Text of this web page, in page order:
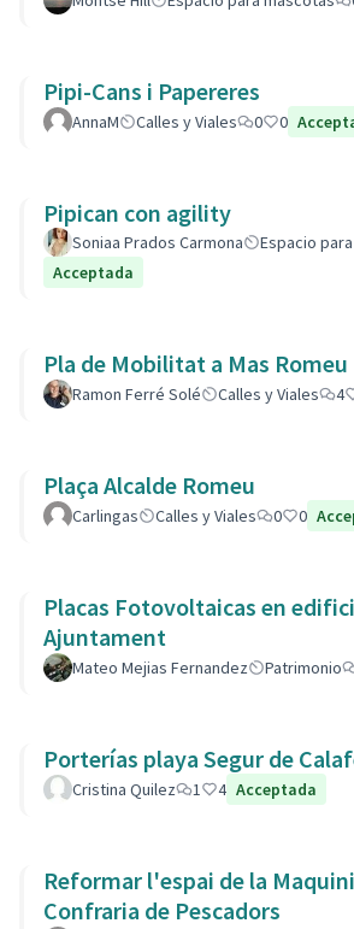
Pipi-Cans i Papereres
AnnaM Calles y Viales 0 0
Pipican con agility
Soniaa Prados Carmona Espacio
Acceptada
Pla de Mobilitat a Mas Romeu
Ramon Ferré Solé Calles y Viales 4
Plaça Alcalde Romeu
Carlingas Calles y Viales 0 0
Placas Fotovoltaicas en
Ajuntament
Mateo Mejias Fernandez Patrimonio
Porterías playa Segur de
Cristina Quilez 1 4 Acceptada
Reformar l'espai de la
Confraria de Pescadors